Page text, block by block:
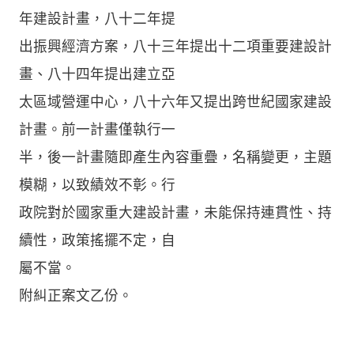
年建設計畫，八十二年提
出振興經濟方案，八十三年提出十二項重要建設計
畫、八十四年提出建立亞
太區域營運中心，八十六年又提出跨世紀國家建設
計畫。前一計畫僅執行一
半，後一計畫隨即產生內容重疊，名稱變更，主題
模糊，以致績效不彰。行
政院對於國家重大建設計畫，未能保持連貫性、持
續性，政策搖擺不定，自
屬不當。
附糾正案文乙份。